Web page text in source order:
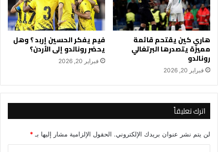
هاري كين يقتحم قائمة
مميزة يتصدرها البرتغالي
رونالدو
فبراير 20, 2026
فيم يفكر الحسين إربد ؟ وهل
يحضر رونالدو إلى الأردن؟
فبراير 20, 2026
اترك تعليقاً
لن يتم نشر عنوان بريدك الإلكتروني. الحقول الإلزامية مشار إليها بـ *